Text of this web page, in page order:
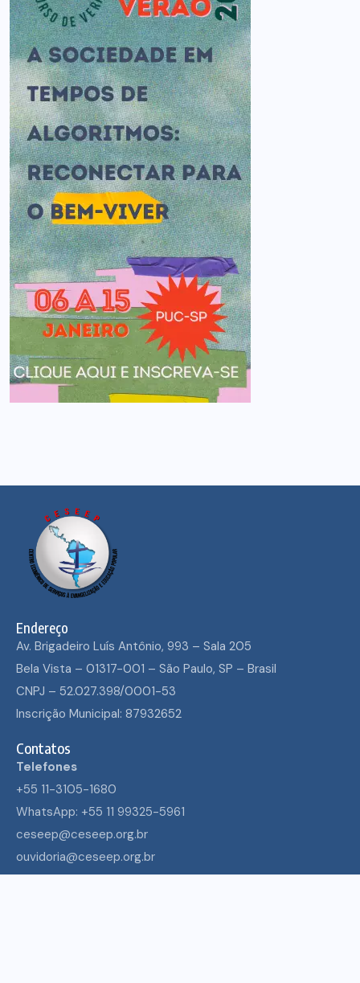
Endereço
Av. Brigadeiro Luís Antônio, 993 – Sala 205
Bela Vista – 01317-001 – São Paulo, SP – Brasil
CNPJ – 52.027.398/0001-53
Inscrição Municipal: 87932652
Contatos
Telefones
+55 11-3105-1680
WhatsApp: +55 11 99325-5961
ceseep@ceseep.org.br
ouvidoria@ceseep.org.br